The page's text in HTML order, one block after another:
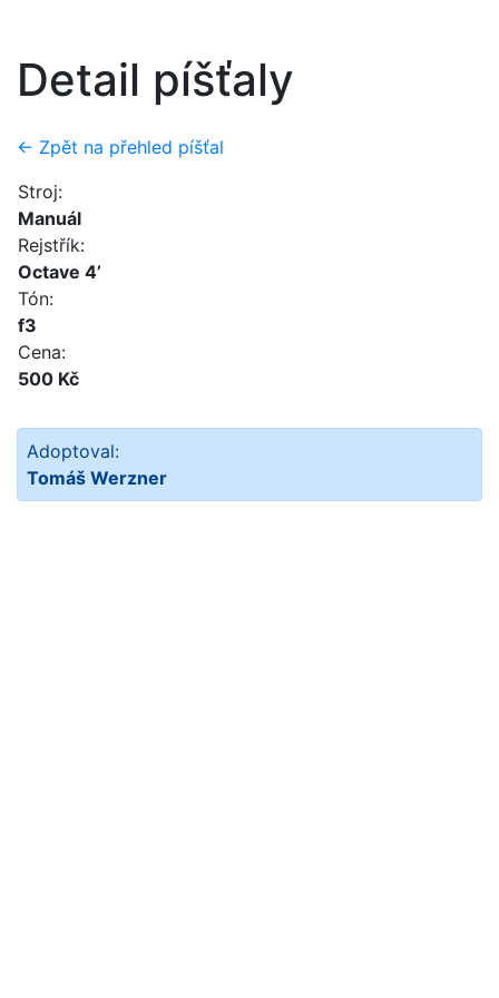
Detail píšťaly
← Zpět na přehled píšťal
Stroj:
Manuál
Rejstřík:
Octave 4’
Tón:
f3
Cena:
500 Kč
Adoptoval:
Tomáš Werzner